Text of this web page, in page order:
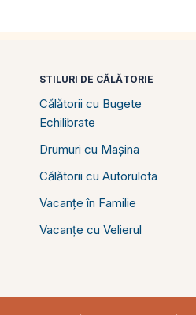
STILURI DE CĂLĂTORIE
Călătorii cu Bugete
Echilibrate
Drumuri cu Mașina
Călătorii cu Autorulota
Vacanțe în Familie
Vacanțe cu Velierul